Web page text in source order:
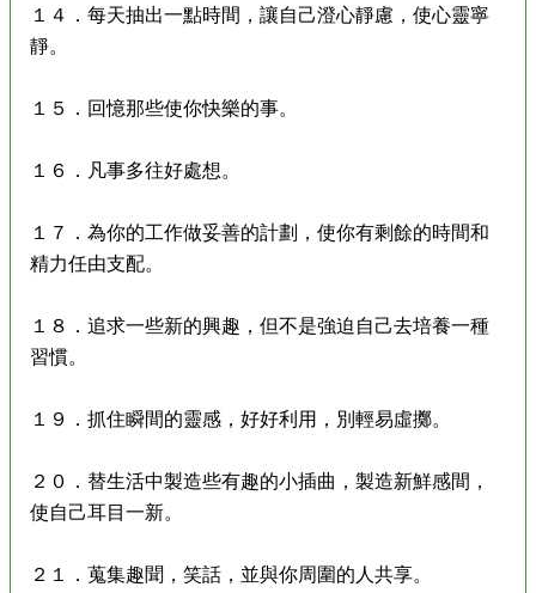
１４．每天抽出一點時間，讓自己澄心靜慮，使心靈寧
靜。
１５．回憶那些使你快樂的事。
１６．凡事多往好處想。
１７．為你的工作做妥善的計劃，使你有剩餘的時間和
精力任由支配。
１８．追求一些新的興趣，但不是強迫自己去培養一種
習慣。
１９．抓住瞬間的靈感，好好利用，別輕易虛擲。
２０．替生活中製造些有趣的小插曲，製造新鮮感間，
使自己耳目一新。
２１．蒐集趣聞，笑話，並與你周圍的人共享。